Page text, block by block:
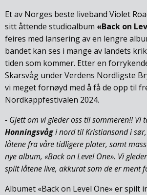
Et av Norges beste liveband Violet
sitt åttende studioalbum «Back on
feires med lansering av en lengre
bandet kan ses i mange av landets
tiden som kommer. Etter en
Skarsvåg under Verdens Nordligste
vi meget fornøyd med å få de opp til
Nordkappfestivalen 2024.
- Gjett om vi gleder oss til sommeren!! Vi
Honningsvågi nord til Kristiansand i
låtene fra våre tidligere plater, samt
nye album, «Back on Level One». Vi
spilt låtene live, akkurat som de er ment
Albumet «Back on Level One» er spilt